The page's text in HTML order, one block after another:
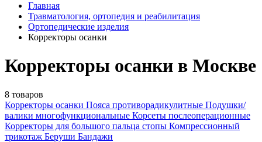
Главная
Травматология, ортопедия и реабилитация
Ортопедические изделия
Корректоры осанки
Корректоры осанки в Москве
8 товаров
Корректоры осанки Пояса противорадикулитные Подушки/
валики многофункциональные Корсеты послеоперационные
Корректоры для большого пальца стопы Компрессионный
трикотаж Беруши Бандажи